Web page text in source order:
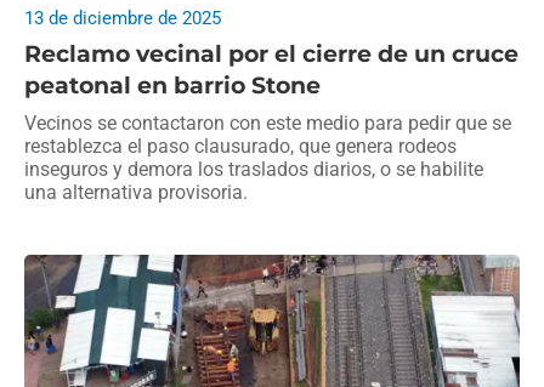
Reclamo vecinal por el cierre de un cruce
peatonal en barrio Stone
13 de diciembre de 2025
Vecinos se contactaron con este medio para pedir que se
restablezca el paso clausurado, que genera rodeos
inseguros y demora los traslados diarios, o se habilite
una alternativa provisoria.